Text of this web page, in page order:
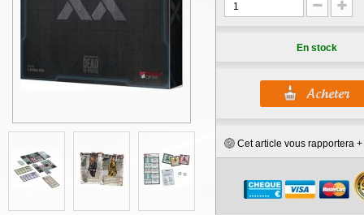
En stock
Cet article vous rapportera +